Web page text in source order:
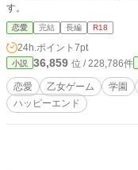
す。
恋愛 完結 長編 R18
24h.ポイント 7pt
小説 36,859 位 / 228,786件
恋愛 乙女ゲーム 学園
ハッピーエンド